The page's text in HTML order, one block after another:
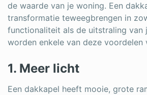
de waarde van je woning. Een
transformatie teweegbrengen in
functionaliteit als de uitstraling van
worden enkele van deze voordelen
1. Meer licht
Een dakkapel heeft mooie, grote